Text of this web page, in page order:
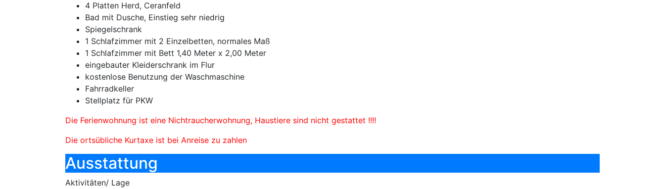
4 Platten Herd, Ceranfeld
Bad mit Dusche, Einstieg sehr niedrig
Spiegelschrank
1 Schlafzimmer mit 2 Einzelbetten, normales Maß
1 Schlafzimmer mit Bett 1,40 Meter x 2,00 Meter
eingebauter Kleiderschrank im Flur
kostenlose Benutzung der Waschmaschine
Fahrradkeller
Stellplatz für PKW
Die Ferienwohnung ist eine Nichtraucherwohnung, Haustiere sind nicht gestattet !!!!
Die ortsübliche Kurtaxe ist bei Anreise zu zahlen
Ausstattung
Aktivitäten/ Lage